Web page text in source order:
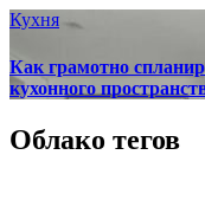
Кухня
Как грамотно
кухонного
Облако тегов